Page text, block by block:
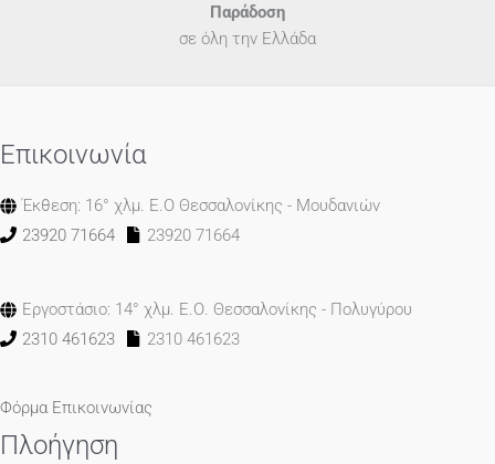
Παράδοση
σε όλη την Ελλάδα
Επικοινωνία
Έκθεση: 16° χλμ. Ε.Ο Θεσσαλονίκης - Μουδανιών
23920 71664
23920 71664
Εργοστάσιο: 14° χλμ. Ε.Ο. Θεσσαλονίκης - Πολυγύρου
2310 461623
2310 461623
Φόρμα Επικοινωνίας
Πλοήγηση